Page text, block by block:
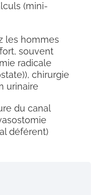
(mini-
les hommes
souvent
radicale
chirurgie
urinaire
du canal
déférent)